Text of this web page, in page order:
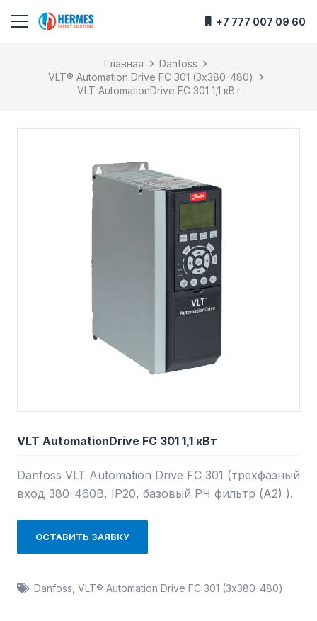
+7 777 007 09 60
Главная
Danfoss
VLT® Automation Drive FC 301 (3х380-480)
VLT AutomationDrive FC 301 1,1 кВт
VLT AutomationDrive FC 301 1,1 кВт
Danfoss VLT Automation Drive FC 301 (трехфазный
вход 380-460В, IP20, базовый РЧ фильтр (А2) ).
ОСТАВИТЬ ЗАЯВКУ
Danfoss VLT® Automation Drive FC 301 (3х380-480)